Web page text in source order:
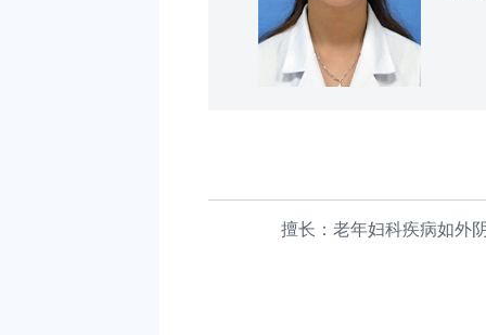
擅长：老年妇科疾病如外